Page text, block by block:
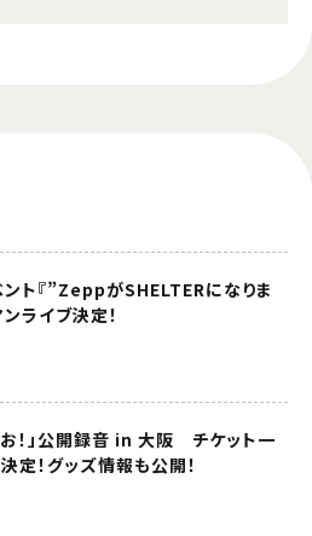
ト『”ZeppがSHELTERになりま
ライブ決定！
じお！」公開録音 in 大阪 チケット一
定！グッズ情報も公開！